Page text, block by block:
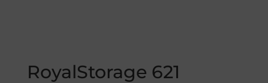
RoyalStorage 621